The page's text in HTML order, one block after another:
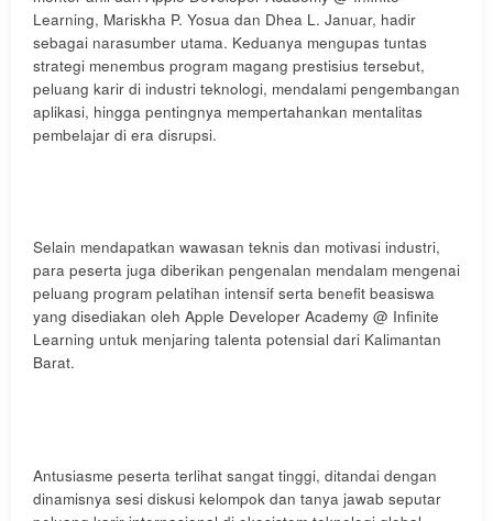
Learning, Mariskha P. Yosua dan Dhea L. Januar, hadir
sebagai narasumber utama. Keduanya mengupas tuntas
strategi menembus program magang prestisius tersebut,
peluang karir di industri teknologi, mendalami pengembangan
aplikasi, hingga pentingnya mempertahankan mentalitas
pembelajar di era disrupsi.
Selain mendapatkan wawasan teknis dan motivasi industri,
para peserta juga diberikan pengenalan mendalam mengenai
peluang program pelatihan intensif serta benefit beasiswa
yang disediakan oleh Apple Developer Academy @ Infinite
Learning untuk menjaring talenta potensial dari Kalimantan
Barat.
Antusiasme peserta terlihat sangat tinggi, ditandai dengan
dinamisnya sesi diskusi kelompok dan tanya jawab seputar